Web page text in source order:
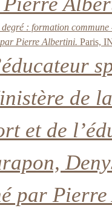
: formation
Pierre Albertini. Paris,
de
et de
par